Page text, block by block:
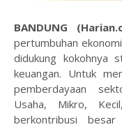
BANDUNG
pertumbuhan
didukung kokohnya
keuangan. Untuk
pemberdayaan
Usaha, Mikro,
berkontribusi